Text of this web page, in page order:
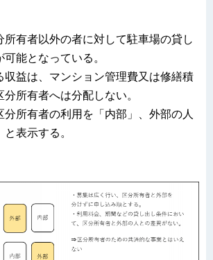
所有者以外の者に対して駐車場の貸し
能となっている。
収益は、マンション管理費又は修繕積
所有者へは分配しない。
分所有者の利用を「内部」、外部の人
と表示する。